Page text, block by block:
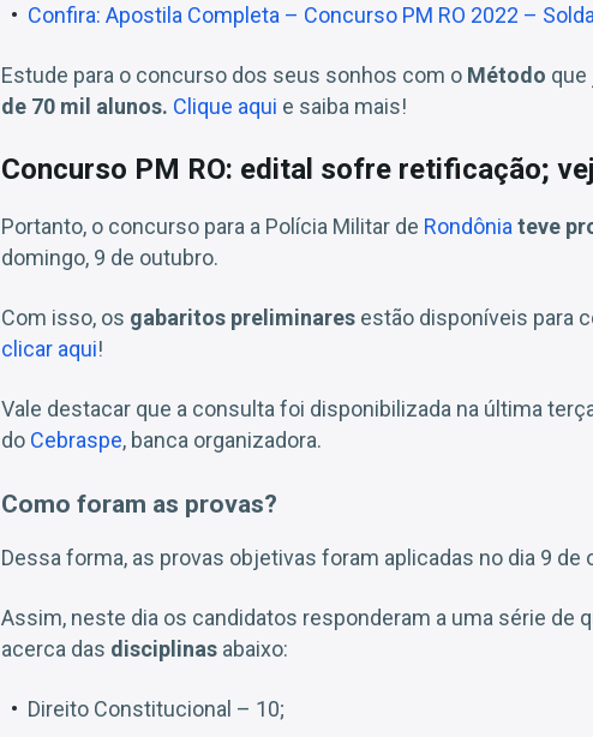
Confira: Apostila Completa – Concurso PM RO 2022 –
Estude para o concurso dos seus sonhos com o Método que
de 70 mil alunos. Clique aqui e saiba mais!
Concurso PM RO: edital sofre retificação;
Portanto, o concurso para a Polícia Militar de Rondônia teve
domingo, 9 de outubro.
Com isso, os gabaritos preliminares estão disponíveis para
clicar aqui!
Vale destacar que a consulta foi disponibilizada na última
do Cebraspe, banca organizadora.
Como foram as provas?
Dessa forma, as provas objetivas foram aplicadas no dia 9 de
Assim, neste dia os candidatos responderam a uma série de
acerca das disciplinas abaixo:
Direito Constitucional – 10;